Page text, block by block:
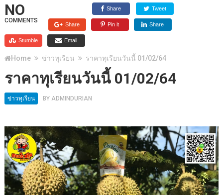
NO
COMMENTS
Share Tweet
Share Pin it Share
Stumble Email
Home ข่าวทุเรียน ราคาทุเรียนวันนี้ 01/02/64
ราคาทุเรียนวันนี้ 01/02/64
ข่าวทุเรียน BY ADMINDURIAN